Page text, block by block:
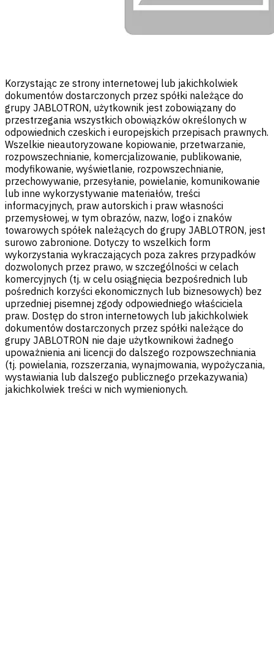
Korzystając ze strony internetowej lub jakichkolwiek
dokumentów dostarczonych przez spółki należące do
grupy JABLOTRON, użytkownik jest zobowiązany do
przestrzegania wszystkich obowiązków określonych w
odpowiednich czeskich i europejskich przepisach prawnych.
Wszelkie nieautoryzowane kopiowanie, przetwarzanie,
rozpowszechnianie, komercjalizowanie, publikowanie,
modyfikowanie, wyświetlanie, rozpowszechnianie,
przechowywanie, przesyłanie, powielanie, komunikowanie
lub inne wykorzystywanie materiałów, treści
informacyjnych, praw autorskich i praw własności
przemysłowej, w tym obrazów, nazw, logo i znaków
towarowych spółek należących do grupy JABLOTRON, jest
surowo zabronione. Dotyczy to wszelkich form
wykorzystania wykraczających poza zakres przypadków
dozwolonych przez prawo, w szczególności w celach
komercyjnych (tj. w celu osiągnięcia bezpośrednich lub
pośrednich korzyści ekonomicznych lub biznesowych) bez
uprzedniej pisemnej zgody odpowiedniego właściciela
praw. Dostęp do stron internetowych lub jakichkolwiek
dokumentów dostarczonych przez spółki należące do
grupy JABLOTRON nie daje użytkownikowi żadnego
upoważnienia ani licencji do dalszego rozpowszechniania
(tj. powielania, rozszerzania, wynajmowania, wypożyczania,
wystawiania lub dalszego publicznego przekazywania)
jakichkolwiek treści w nich wymienionych.